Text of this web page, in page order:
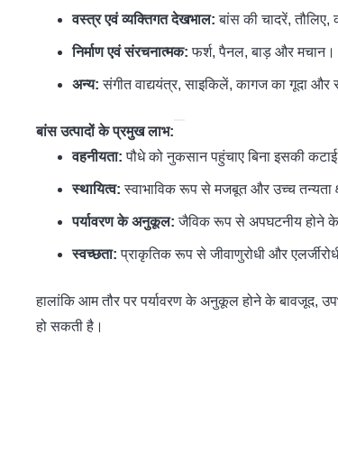
वस्त्र एवं व्यक्तिगत देखभाल: बांस की चादरें,
निर्माण एवं संरचनात्मक: फर्श, पैनल, बाड़ और मचान।
अन्य: संगीत वाद्ययंत्र, साइकिलें, कागज का गूदा और
बांस उत्पादों के प्रमुख लाभ:
वहनीयता: पौधे को नुकसान पहुंचाए बिना इसकी
स्थायित्व: स्वाभाविक रूप से मजबूत और उच्च तन्यता
पर्यावरण के अनुकूल: जैविक रूप से अपघटनीय होने के
स्वच्छता: प्राकृतिक रूप से जीवाणुरोधी और
हालांकि आम तौर पर पर्यावरण के अनुकूल होने के बावजूद,
हो सकती है।